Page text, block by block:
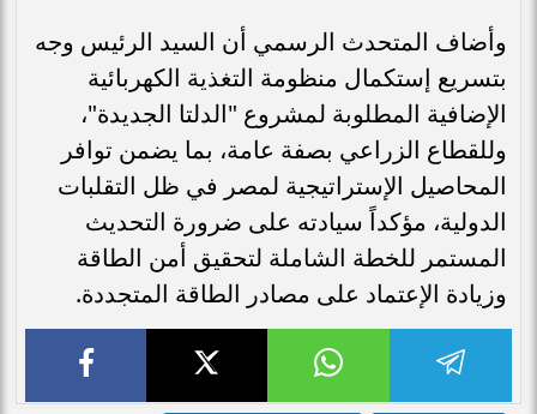
وأضاف المتحدث الرسمي أن السيد الرئيس وجه
بتسريع إستكمال منظومة التغذية الكهربائية
الإضافية المطلوبة لمشروع "الدلتا الجديدة"،
وللقطاع الزراعي بصفة عامة، بما يضمن توافر
المحاصيل الإستراتيجية لمصر في ظل التقلبات
الدولية، مؤكداً سيادته على ضرورة التحديث
المستمر للخطة الشاملة لتحقيق أمن الطاقة
وزيادة الإعتماد على مصادر الطاقة المتجددة.